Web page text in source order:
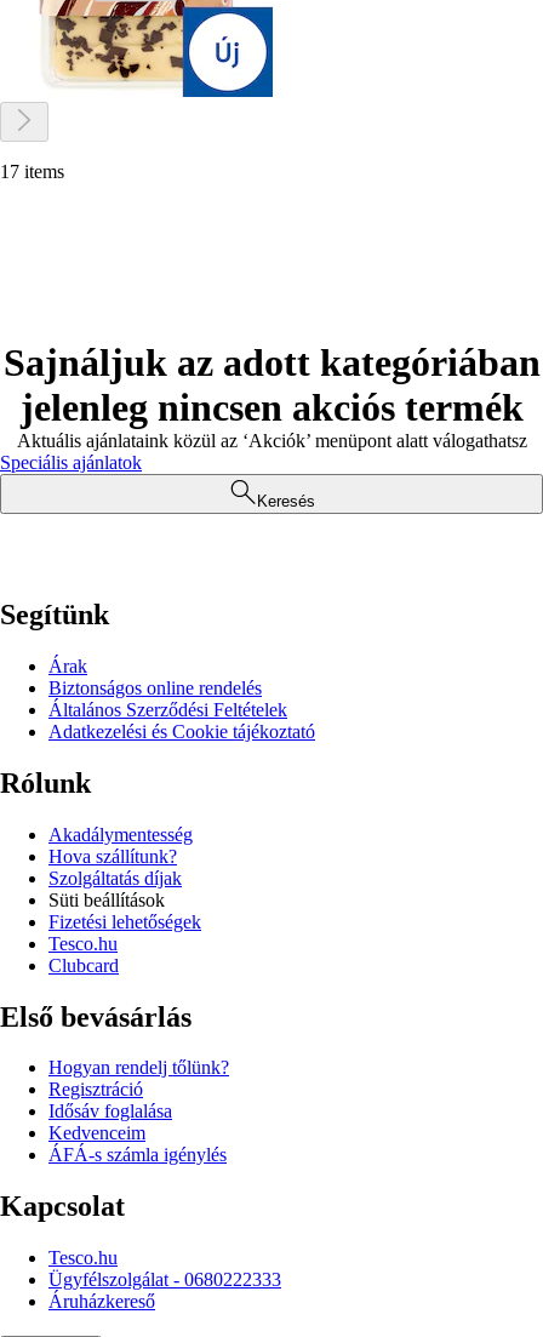
17 items
Sajnáljuk az adott kategóriában
jelenleg nincsen akciós termék
Aktuális ajánlataink közül az ‘Akciók’ menüpont alatt válogathatsz
Speciális ajánlatok
Keresés
Segítünk
Árak
Biztonságos online rendelés
Általános Szerződési Feltételek
Adatkezelési és Cookie tájékoztató
Rólunk
Akadálymentesség
Hova szállítunk?
Szolgáltatás díjak
Süti beállítások
Fizetési lehetőségek
Tesco.hu
Clubcard
Első bevásárlás
Hogyan rendelj tőlünk?
Regisztráció
Idősáv foglalása
Kedvenceim
ÁFÁ-s számla igénylés
Kapcsolat
Tesco.hu
Ügyfélszolgálat - 0680222333
Áruházkereső